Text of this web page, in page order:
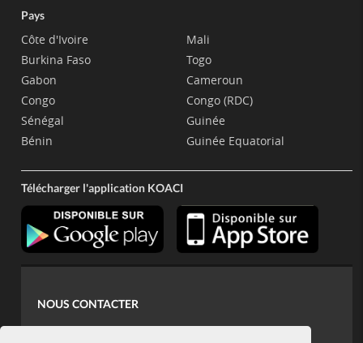
Pays
Côte d'Ivoire
Burkina Faso
Gabon
Congo
Sénégal
Bénin
Mali
Togo
Cameroun
Congo (RDC)
Guinée
Guinée Equatorial
Télécharger l'application KOACI
NOUS CONTACTER